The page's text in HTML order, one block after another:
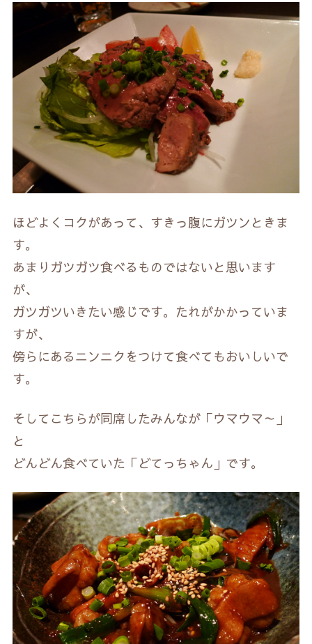
ほどよくコクがあって、すきっ腹にガツンときま
す。
あまりガツガツ食べるものではないと思います
が、
ガツガツいきたい感じです。たれがかかっていま
すが、
傍らにあるニンニクをつけて食べてもおいしいで
す。
そしてこちらが同席したみんなが「ウマウマ～」
と
どんどん食べていた「どてっちゃん」です。